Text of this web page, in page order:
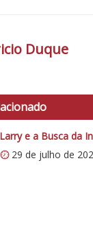
Duque
Larry e a Busca da
29 de julho de